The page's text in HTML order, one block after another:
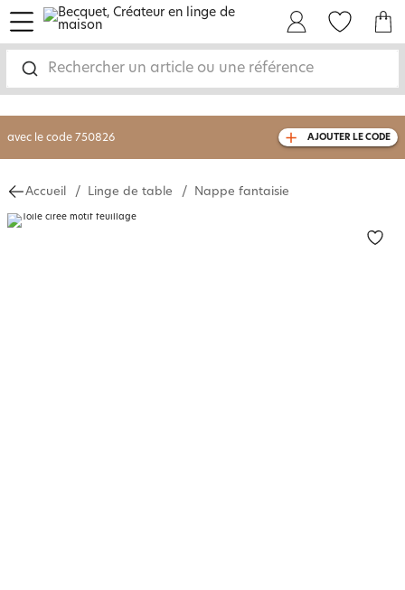
Rechercher un article ou une référence
menu
-30% sur votre commandedès 2 articles
livraison GRATUITEdès 110€ d'achat
avec le code 750826 AJOUTER LE CODE
Accueil Linge de table Nappe fantaisie